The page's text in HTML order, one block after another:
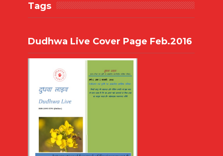
Tags
Dudhwa Live Cover Page Feb.2016